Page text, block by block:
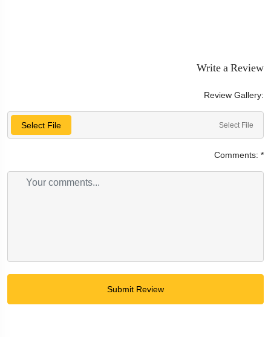
Write a Review
Review Gallery:
Select File Select File
Comments: *
Submit Review